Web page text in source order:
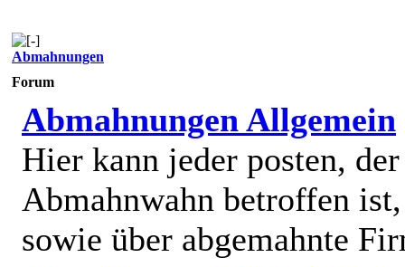
Abmahnungen
Forum
Abmahnungen Allgemein
Hier kann jeder posten,
Abmahnwahn betroffen ist,
sowie über abgemahnte